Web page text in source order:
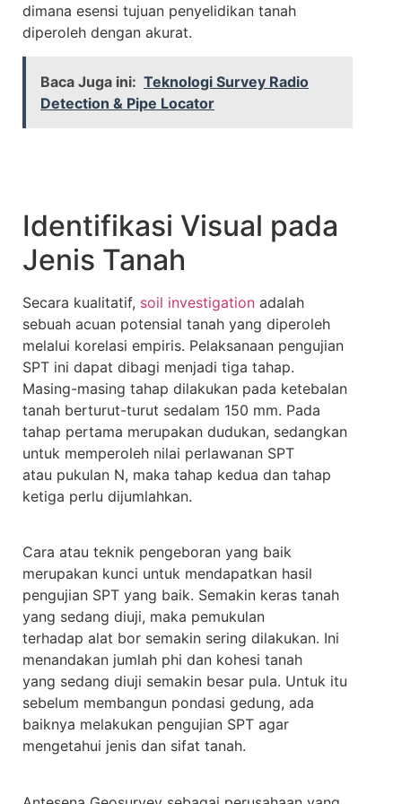
dimana esensi tujuan penyelidikan tanah
diperoleh dengan akurat.
Baca Juga ini: Teknologi Survey Radio
Detection & Pipe Locator
Identifikasi Visual pada
Jenis Tanah
Secara kualitatif, soil investigation adalah
sebuah acuan potensial tanah yang diperoleh
melalui korelasi empiris. Pelaksanaan pengujian
SPT ini dapat dibagi menjadi tiga tahap.
Masing-masing tahap dilakukan pada ketebalan
tanah berturut-turut sedalam 150 mm. Pada
tahap pertama merupakan dudukan, sedangkan
untuk memperoleh nilai perlawanan SPT
atau pukulan N, maka tahap kedua dan tahap
ketiga perlu dijumlahkan.
Cara atau teknik pengeboran yang baik
merupakan kunci untuk mendapatkan hasil
pengujian SPT yang baik. Semakin keras tanah
yang sedang diuji, maka pemukulan
terhadap alat bor semakin sering dilakukan. Ini
menandakan jumlah phi dan kohesi tanah
yang sedang diuji semakin besar pula. Untuk itu
sebelum membangun pondasi gedung, ada
baiknya melakukan pengujian SPT agar
mengetahui jenis dan sifat tanah.